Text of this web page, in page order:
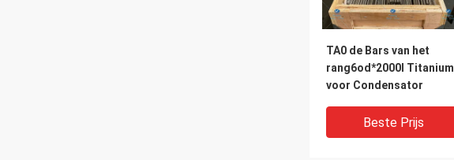
TA0 de Bars van het
rang6od*2000l Titanium
voor Condensator
Beste Prijs